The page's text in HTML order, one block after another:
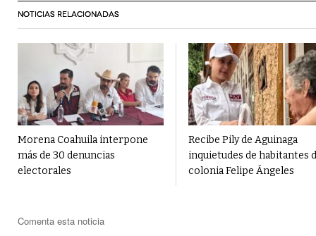
NOTICIAS RELACIONADAS
Morena Coahuila interpone
más de 30 denuncias
electorales
Recibe Pily de Aguinaga
inquietudes de habitantes
colonia Felipe Ángeles
Comenta esta noticia